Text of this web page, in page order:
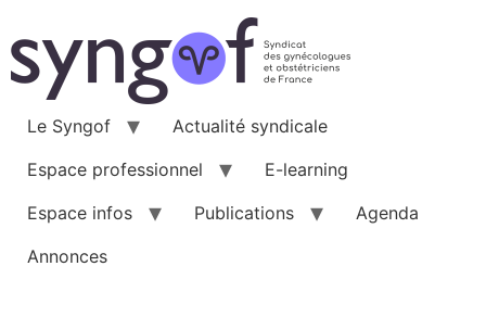
au
contenu
Le Syngof
Actualité syndicale
Espace professionnel
E-learning
Espace infos
Publications
Agenda
Annonces